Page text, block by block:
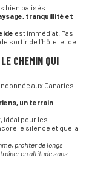
bien balisés
tranquillité et
est immédiat. Pas
sortir de l’hôtel et de
CHEMIN QUI
aux Canaries
un terrain
idéal pour les
le silence et que la
profiter de longs
en altitude sans